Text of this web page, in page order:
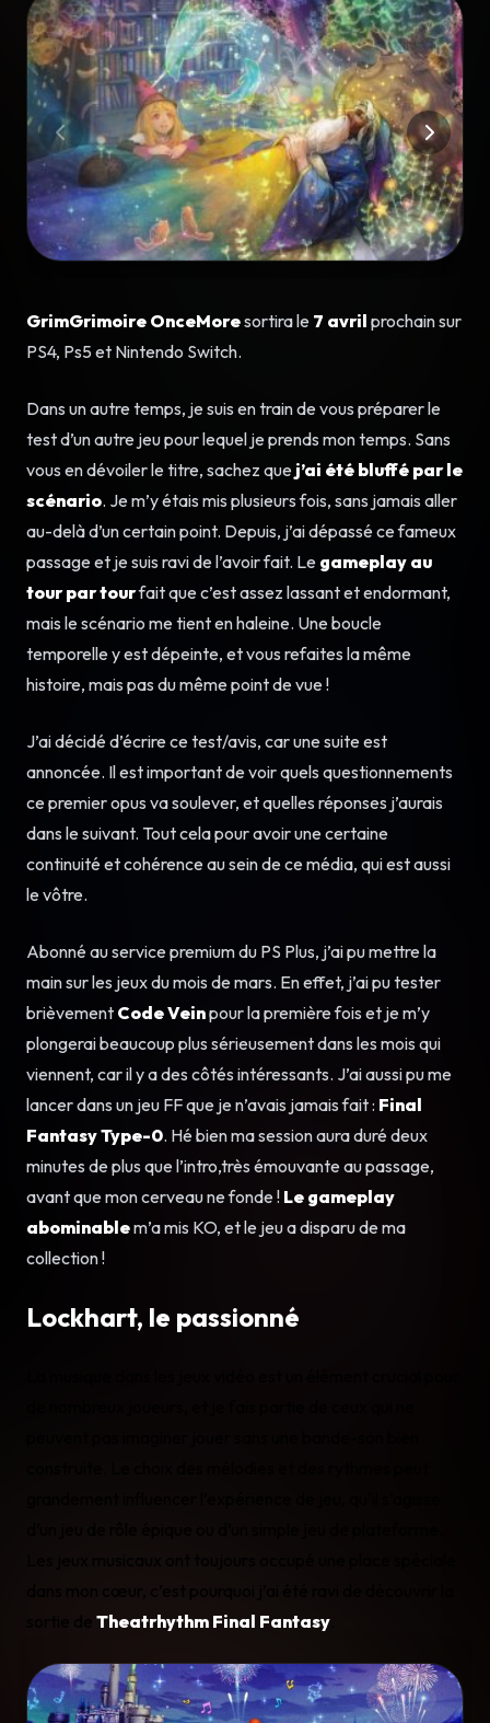
GrimGrimoire OnceMoresortira le 7 avril prochain sur
PS4, Ps5 et Nintendo Switch.
Dans un autre temps, je suis en train de vous préparer le
test d’un autre jeu pour lequel je prends mon temps. Sans
vous en dévoiler le titre, sachez que j’ai été bluffé par le
scénario. Je m’y étais mis plusieurs fois, sans jamais aller
au-delà d’un certain point. Depuis, j’ai dépassé ce fameux
passage et je suis ravi de l’avoir fait. Le gameplay au
tour par tourfait que c’est assez lassant et endormant,
mais le scénario me tient en haleine. Une boucle
temporelle y est dépeinte, et vous refaites la même
histoire, mais pas du même point de vue !
J’ai décidé d’écrire ce test/avis, car une suite est
annoncée. Il est important de voir quels questionnements
ce premier opus va soulever, et quelles réponses j’aurais
dans le suivant. Tout cela pour avoir une certaine
continuité et cohérence au sein de ce média, qui est aussi
le vôtre.
Abonné au service premium du PS Plus, j’ai pu mettre la
main sur les jeux du mois de mars. En effet, j’ai pu tester
brièvement Code Veinpour la première fois et je m’y
plongerai beaucoup plus sérieusement dans les mois qui
viennent, car il y a des côtés intéressants. J’ai aussi pu me
lancer dans un jeu FF que je n’avais jamais fait : Final
Fantasy Type-0. Hé bien ma session aura duré deux
minutes de plus que l’intro,très émouvante au passage,
avant que mon cerveau ne fonde ! Le gameplay
abominablem’a mis KO, et le jeu a disparu de ma
collection !
Lockhart, le passionné
Theatrhythm Final Fantasy